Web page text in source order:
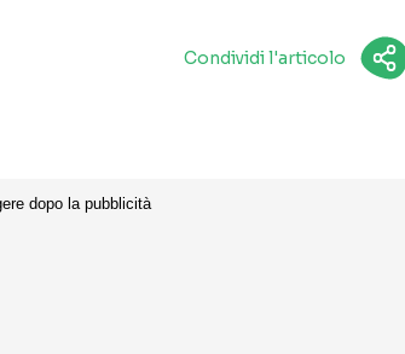
Condividi l'articolo